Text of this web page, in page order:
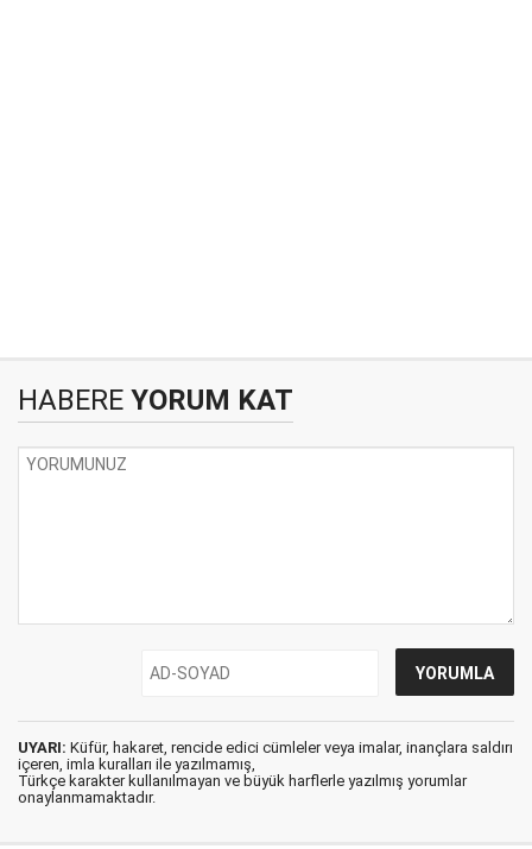
HABERE YORUM KAT
UYARI: Küfür, hakaret, rencide edici cümleler veya imalar, inançlara saldırı
içeren, imla kuralları ile yazılmamış,
Türkçe karakter kullanılmayan ve büyük harflerle yazılmış yorumlar
onaylanmamaktadır.